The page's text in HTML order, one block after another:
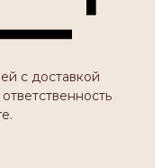
с доставкой